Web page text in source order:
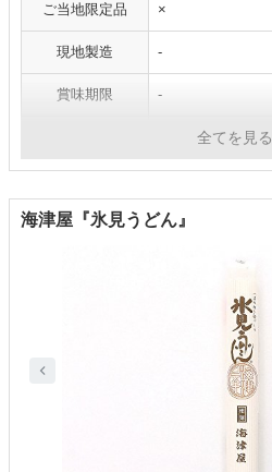
ご当地限定品 ×
現地製造 -
賞味期限 -
全てを見る
海津屋『氷見うどん』